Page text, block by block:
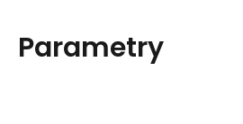
Parametry